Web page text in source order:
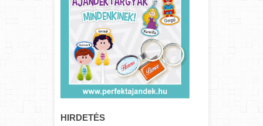
HIRDETÉS